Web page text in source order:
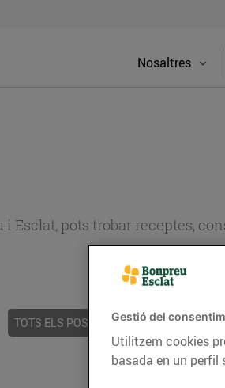
Nosaltres
i Esclat, pots trobar receptes,
TOTS ELS POSTS ACTUALITAT
Gestió del
Utilitzem cookies
basada en un perfil